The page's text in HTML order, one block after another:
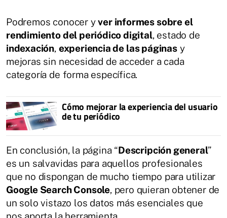
Podremos conocer yver informes sobre el
rendimiento del periódico digital, estado de
indexación, experiencia de las páginasy
mejoras sin necesidad de acceder a cada
categoría de forma específica.
Cómo mejorar la experiencia del usuario
de tu periódico
En conclusión, la página “Descripción general”
es un salvavidas para aquellos profesionales
que no dispongan de mucho tiempo para utilizar
Google Search Console, pero quieran obtener de
un solo vistazo los datos más esenciales que